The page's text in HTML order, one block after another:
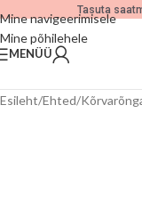
Mine navigeerimisele
Mine põhilehele
Tasuta
MENÜÜ
Esileht/Ehted/